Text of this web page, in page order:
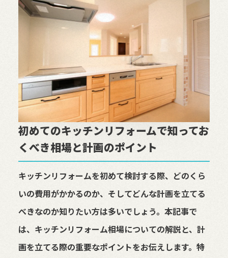
初めてのキッチンリフォームで知ってお
くべき相場と計画のポイント
キッチンリフォームを初めて検討する際、どのくら
いの費用がかかるのか、そしてどんな計画を立てる
べきなのか知りたい方は多いでしょう。本記事で
は、キッチンリフォーム相場についての解説と、計
画を立てる際の重要なポイントをお伝えします。特